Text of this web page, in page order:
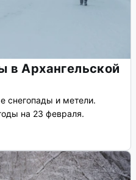
в Архангельской
снегопады и метели.
на 23 февраля.